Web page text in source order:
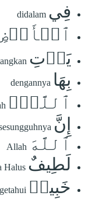
فِي didalam
يَأۡتِ
بِهَا dengannya
ٱللَّهُۚ
إِنَّ
ٱللَّهَ Allah
لَطِيفٌ Halus
خَبِيرٞ